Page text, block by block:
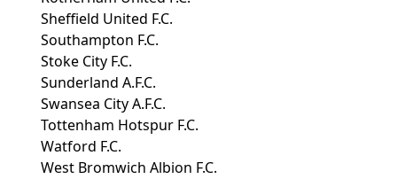
Sheffield United F.C.
Southampton F.C.
Stoke City F.C.
Sunderland A.F.C.
Swansea City A.F.C.
Tottenham Hotspur F.C.
Watford F.C.
West Bromwich Albion F.C.